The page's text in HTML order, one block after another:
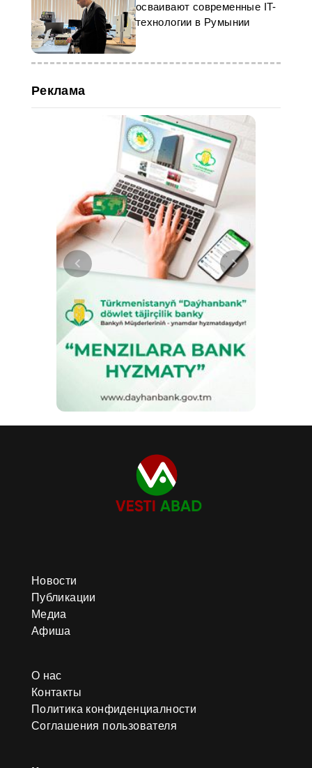
осваивают современные IT-
технологии в Румынии
Реклама
Новости
Публикации
Медиа
Афиша
О нас
Контакты
Политика конфиденциалности
Соглашения пользователя